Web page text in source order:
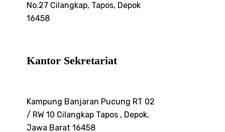
No.27 Cilangkap, Tapos, Depok
16458
Kantor Sekretariat
Kampung Banjaran Pucung RT 02
/ RW 10 Cilangkap Tapos , Depok,
Jawa Barat 16458